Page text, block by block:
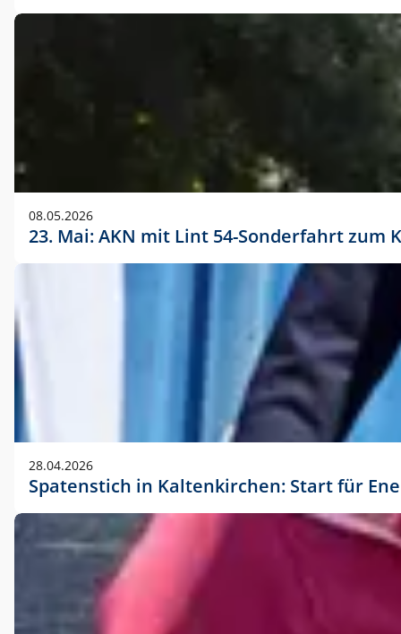
08.05.2026
23. Mai: AKN mit Lint 54-Sonderfahrt
28.04.2026
Spatenstich in Kaltenkirchen: Start für